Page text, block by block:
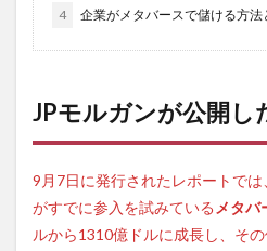
4 企業がメタバースで儲ける方法
JPモルガンが公開し
9月7日に発行されたレポートでは
がすでに参入を試みている メタバ
ルから1310億ドルに成長し、そ